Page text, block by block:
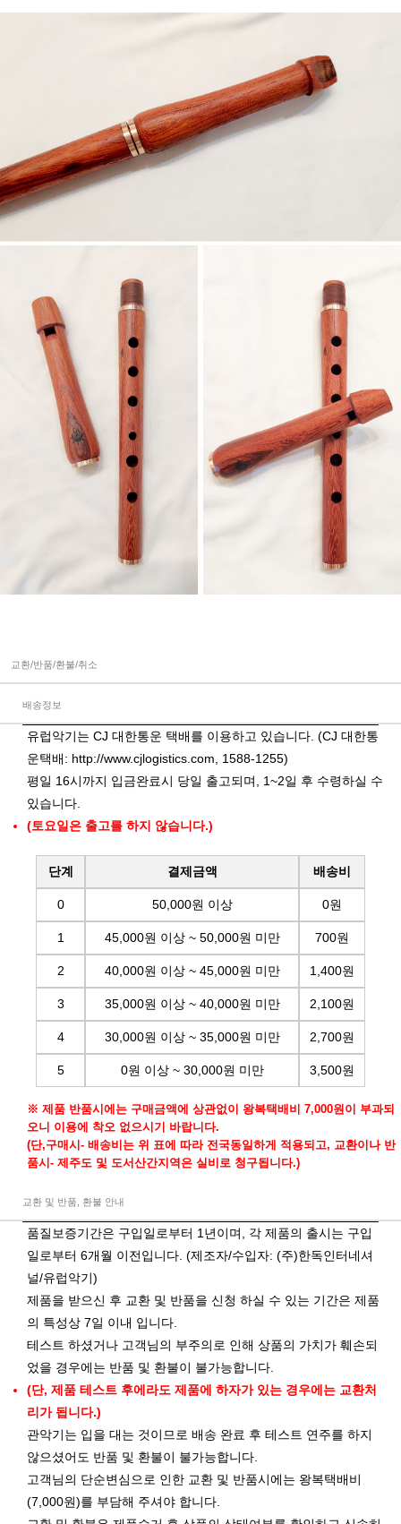
교환/반품/환불/취소
배송정보
유럽악기는 CJ 대한통운 택배를 이용하고 있습니다. (CJ 대한통
운택배: http://www.cjlogistics.com , 1588-1255)
평일 16시까지 입금완료시 당일 출고되며, 1~2일 후 수령하실 수
있습니다.
(토요일은 출고를 하지 않습니다.)
단계 결제금액 배송비
0 50,000원 이상 0원
1 45,000원 이상 ~ 50,000원 미만 700원
2 40,000원 이상 ~ 45,000원 미만 1,400원
3 35,000원 이상 ~ 40,000원 미만 2,100원
4 30,000원 이상 ~ 35,000원 미만 2,700원
5 0원 이상 ~ 30,000원 미만 3,500원
※ 제품 반품시에는 구매금액에 상관없이 왕복택배비 7,000원이 부과되
오니 이용에 착오 없으시기 바랍니다.
(단,구매시- 배송비는 위 표에 따라 전국동일하게 적용되고, 교환이나 반
품시- 제주도 및 도서산간지역은 실비로 청구됩니다.)
교환 및 반품, 환불 안내
품질보증기간은 구입일로부터 1년이며, 각 제품의 출시는 구입
일로부터 6개월 이전입니다. (제조자/수입자: (주)한독인터네셔
널/유럽악기)
제품을 받으신 후 교환 및 반품을 신청 하실 수 있는 기간은 제품
의 특성상 7일 이내 입니다.
테스트 하셨거나 고객님의 부주의로 인해 상품의 가치가 훼손되
었을 경우에는 반품 및 환불이 불가능합니다.
(단, 제품 테스트 후에라도 제품에 하자가 있는 경우에는 교환처
리가 됩니다.)
관악기는 입을 대는 것이므로 배송 완료 후 테스트 연주를 하지
않으셨어도 반품 및 환불이 불가능합니다.
고객님의 단순변심으로 인한 교환 및 반품시에는 왕복택배비
(7,000원)를 부담해 주셔야 합니다.